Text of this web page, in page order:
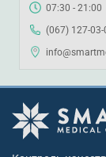
07:30 - 21:00
(067) 127-03-